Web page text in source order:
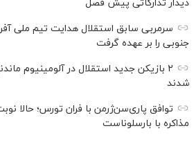
دیدار تدارکاتی پیش فصل
سرمربی سابق استقلال هدایت تیم ملی
جنوبی را بر عهده گرفت
۲ بازیکن جدید استقلال در آلومینیوم
شدند
توافق پاری‌سن‌ژرمن با فران تورس؛ حالا
مذاکره با بارسلوناست